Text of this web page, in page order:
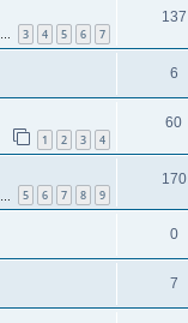
… 3 4 5 6 7
137
6
1 2 3 4
60
5 6 7 8 9
170
0
7